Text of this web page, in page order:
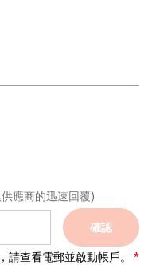
應商的迅速回覆)
確認
請查看電郵並啟動帳戶。